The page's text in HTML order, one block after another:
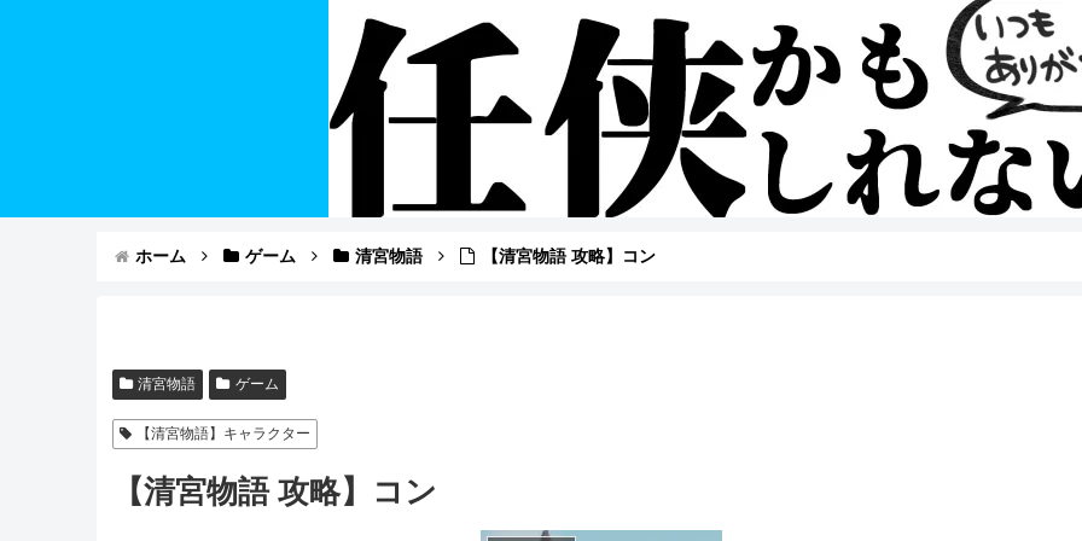
ホーム ゲーム 清宮物語 【清宮物語 攻略】コン
清宮物語 ゲーム
【清宮物語】キャラクター
【清宮物語 攻略】コン